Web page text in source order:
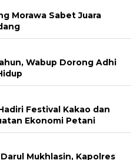
Morawa Sabet Juara
Wabup Dorong Adhi
Festival Kakao dan
Ekonomi Petani
Mukhlasin, Kapolres